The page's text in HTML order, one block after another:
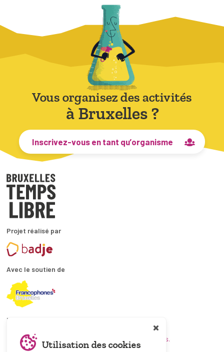
Vous organisez des activités
à Bruxelles ?
Inscrivez-vous en tant qu’organisme
Projet réalisé par
Avec le soutien de
En collaboration avec
et les coordinations ATL bruxelloises.
Utilisation des cookies